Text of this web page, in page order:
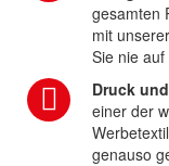
gesamten
mit
Sie nie
Druck
einer der
genauso